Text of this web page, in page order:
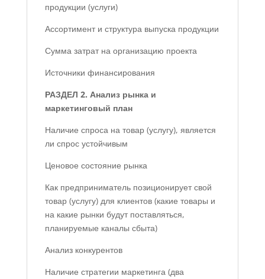
продукции (услуги)
Ассортимент и структура выпуска продукции
Сумма затрат на организацию проекта
Источники финансирования
РАЗДЕЛ 2. Анализ рынка и
маркетинговый план
Наличие спроса на товар (услугу), является
ли спрос устойчивым
Ценовое состояние рынка
Как предприниматель позиционирует свой
товар (услугу) для клиентов (какие товары и
на какие рынки будут поставляться,
планируемые каналы сбыта)
Анализ конкурентов
Наличие стратегии маркетинга (два